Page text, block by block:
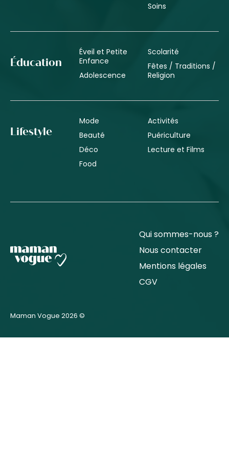
Soins
Éducation
Éveil et Petite
Enfance
Adolescence
Scolarité
Fêtes / Traditions /
Religion
Lifestyle
Mode
Beauté
Déco
Food
Activités
Puériculture
Lecture et Films
Qui sommes-nous ?
Nous contacter
Mentions légales
CGV
Maman Vogue 2026 ©